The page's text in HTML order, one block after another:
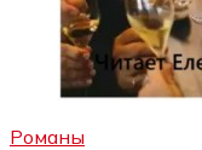
Романы